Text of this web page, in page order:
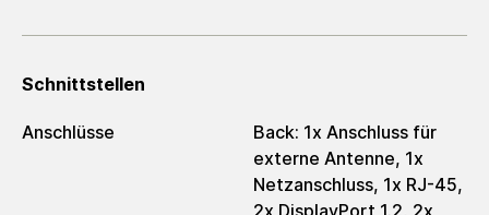
Schnittstellen
Anschlüsse
Back: 1x Anschluss für
externe Antenne, 1x
Netzanschluss, 1x RJ-45,